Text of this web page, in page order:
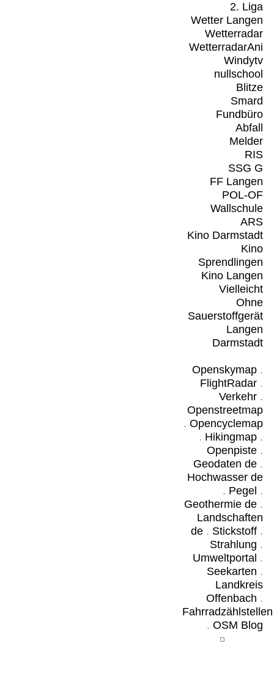
2. Liga
Wetter Langen
Wetterradar
WetterradarAni
Windytv
nullschool
Blitze
Smard
Fundbüro
Abfall
Melder
RIS
SSG G
FF Langen
POL-OF
Wallschule
ARS
Kino Darmstadt
Kino
Sprendlingen
Kino Langen
Vielleicht
Ohne
Sauerstoffgerät
Langen
Darmstadt
Openskymap.
FlightRadar.
Verkehr.
Openstreetmap
. Opencyclemap
. Hikingmap.
Openpiste.
Geodaten de.
Hochwasser de
. Pegel .
Geothermie de.
Landschaften
de. Stickstoff.
Strahlung .
Umweltportal .
Seekarten .
Landkreis
Offenbach .
Fahrradzählstellen
. OSM Blog